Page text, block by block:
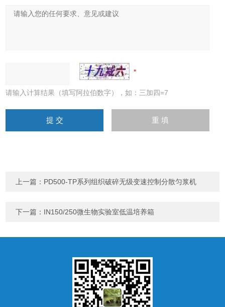
请输入计算结果（填写阿拉伯数字），如：三加四=7
上一篇： PD500-TP系列组织破碎无级变速控制分散匀浆机
下一篇： IN150/250微生物实验室低温培养箱